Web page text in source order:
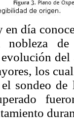
en día
de
los
sondeo